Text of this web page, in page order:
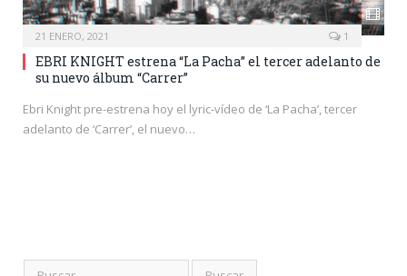
21 ENERO, 2021 1
EBRI KNIGHT estrena “La Pacha” el tercer adelanto de
su nuevo álbum “Carrer”
Ebri Knight pre-estrena hoy el lyric-vídeo de ‘La Pacha’, tercer
adelanto de ‘Carrer’, el nuevo…